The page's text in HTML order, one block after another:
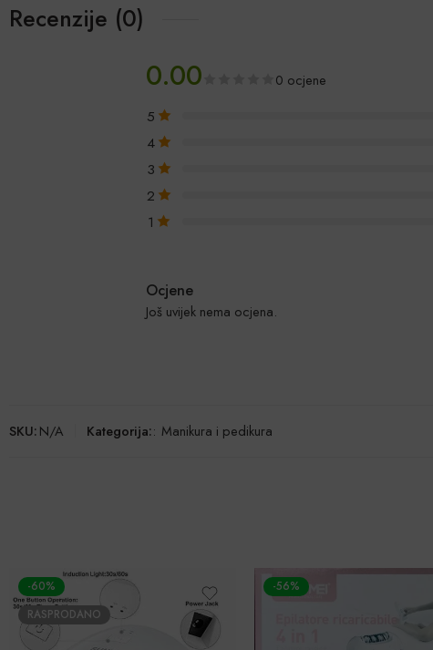
Recenzije (0)
0.00 0 ocjene
5
4
3
2
1
Ocjene
Još uvijek nema ocjena.
SKU:N/A Kategorija:: Manikura i pedikura
-60%
RASPRODANO
-56%